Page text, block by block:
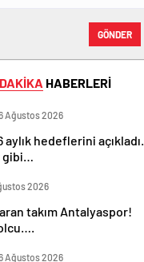
GÖNDER
HABERLERİ
Ağustos 2026
hedeflerini açıkladı.
gibi…
2026
takım Antalyaspor!
Ağustos 2026